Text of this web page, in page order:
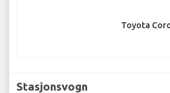
Toyota
Stasjonsvogn